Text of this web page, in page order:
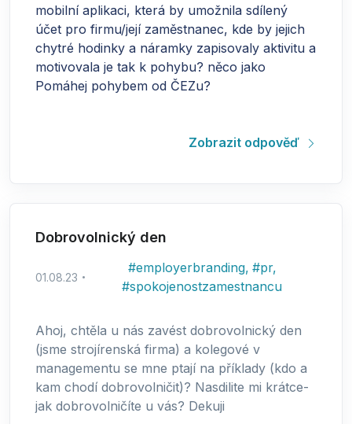
mobilní aplikaci, která by umožnila sdílený
účet pro firmu/její zaměstnanec, kde by jejich
chytré hodinky a náramky zapisovaly aktivitu a
motivovala je tak k pohybu? něco jako
Pomáhej pohybem od ČEZu?
Zobrazit odpověď
Dobrovolnický den
01.08.23
#employerbranding, #pr,
#spokojenostzamestnancu
Ahoj, chtěla u nás zavést dobrovolnický den
(jsme strojírenská firma) a kolegové v
managementu se mne ptají na příklady (kdo a
kam chodí dobrovolničit)? Nasdilite mi krátce-
jak dobrovolničíte u vás? Dekuji